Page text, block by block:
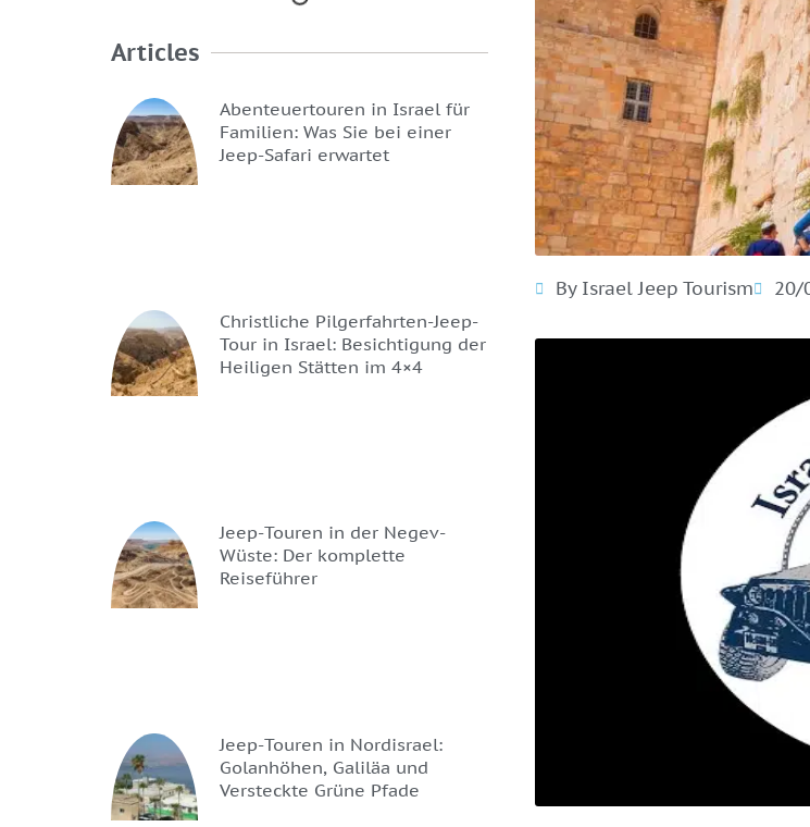
Articles
Abenteuertouren in Israel für
Familien: Was Sie bei einer
Jeep-Safari erwartet
Christliche Pilgerfahrten-Jeep-
Tour in Israel: Besichtigung der
Heiligen Stätten im 4×4
Jeep-Touren in der Negev-
Wüste: Der komplette
Reiseführer
Jeep-Touren in Nordisrael:
Golanhöhen, Galiläa und
Versteckte Grüne Pfade
By Israel Jeep Tourism 20/